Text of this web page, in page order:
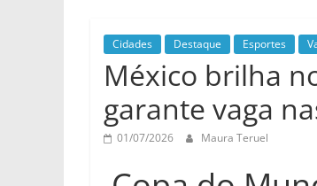
Informação
Medida
Certa!
Cidades Destaque Esportes
México brilha
garante vaga
01/07/2026 Maura Teruel